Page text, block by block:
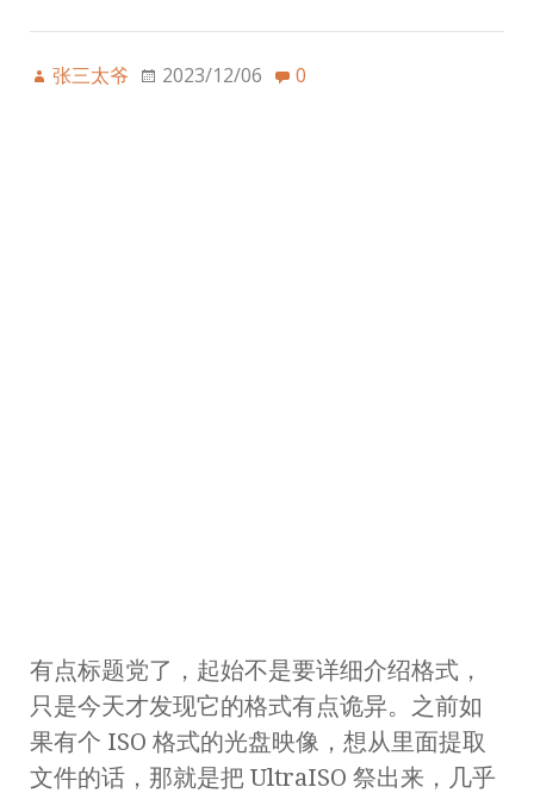
张三太爷 2023/12/06 0
有点标题党了，起始不是要详细介绍格式，
只是今天才发现它的格式有点诡异。之前如
果有个 ISO 格式的光盘映像，想从里面提取
文件的话，那就是把 UltraISO 祭出来，几乎